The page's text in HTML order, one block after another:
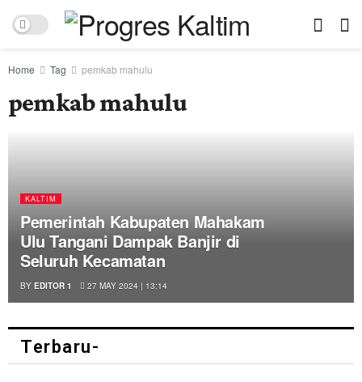
Home Tag pemkab mahulu
pemkab mahulu
KALTIM
Pemerintah Kabupaten Mahakam
Ulu Tangani Dampak Banjir di
Seluruh Kecamatan
BY EDITOR 1 27 MAY 2024 | 13:14
Terbaru-